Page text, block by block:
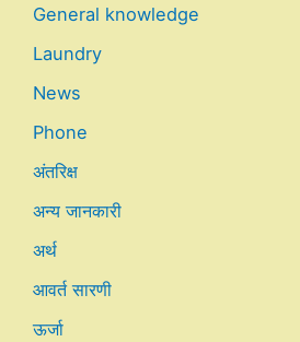
General knowledge
Laundry
News
Phone
अंतरिक्ष
अन्य जानकारी
अर्थ
आवर्त सारणी
ऊर्जा